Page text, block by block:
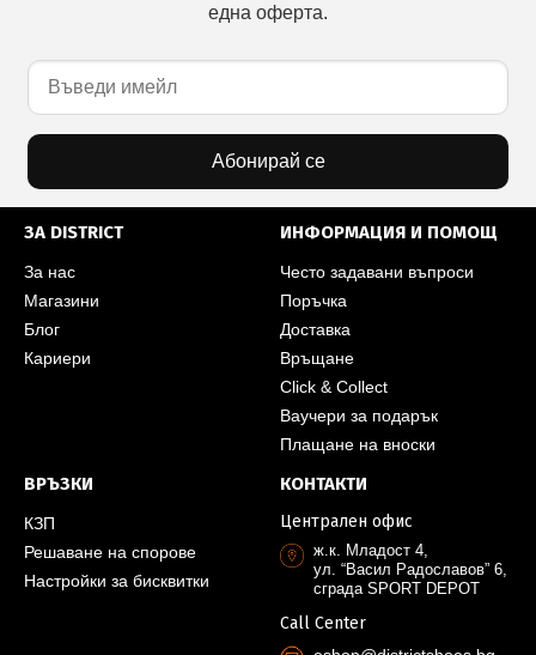
една оферта.
Абонирай се
ЗА DISTRICT
За нас
Магазини
Блог
Кариери
ИНФОРМАЦИЯ И ПОМОЩ
Често задавани въпроси
Поръчка
Доставка
Връщане
Click & Collect
Ваучери за подарък
Плащане на вноски
ВРЪЗКИ
КЗП
Решаване на спорове
Настройки за бисквитки
КОНТАКТИ
Централен офис
ж.к. Младост 4,
ул. “Васил Радославов” 6,
сграда SPORT DEPOT
Call Center